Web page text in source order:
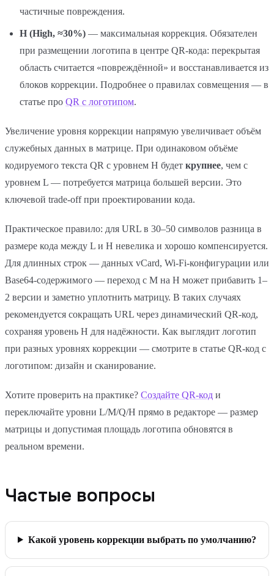
частичные повреждения.
H (High, ≈30%) — максимальная коррекция. Обязателен
при размещении логотипа в центре QR-кода: перекрытая
область считается «повреждённой» и восстанавливается из
блоков коррекции. Подробнее о правилах совмещения — в
статье про QR с логотипом.
Увеличение уровня коррекции напрямую увеличивает объём
служебных данных в матрице. При одинаковом объёме
кодируемого текста QR с уровнем H будет крупнее, чем с
уровнем L — потребуется матрица большей версии. Это
ключевой trade-off при проектировании кода.
Практическое правило: для URL в 30–50 символов разница в
размере кода между L и H невелика и хорошо компенсируется.
Для длинных строк — данных vCard, Wi-Fi-конфигурации или
Base64-содержимого — переход с M на H может прибавить 1–
2 версии и заметно уплотнить матрицу. В таких случаях
рекомендуется сокращать URL через динамический QR-код,
сохраняя уровень H для надёжности. Как выглядит логотип
при разных уровнях коррекции — смотрите в статье QR-код с
логотипом: дизайн и сканирование.
Хотите проверить на практике? Создайте QR-код и
переключайте уровни L/M/Q/H прямо в редакторе — размер
матрицы и допустимая площадь логотипа обновятся в
реальном времени.
Частые вопросы
Какой уровень коррекции выбрать по умолчанию?